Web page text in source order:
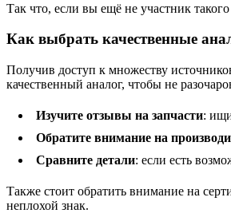
Так что, если вы ещё не участник
Как выбрать качественные
Получив доступ к множеству
качественный аналог, чтобы не
Изучите отзывы на запчасти:
Обратите внимание на
Сравните детали: если есть
Также стоит обратить внимание на
неплохой знак.